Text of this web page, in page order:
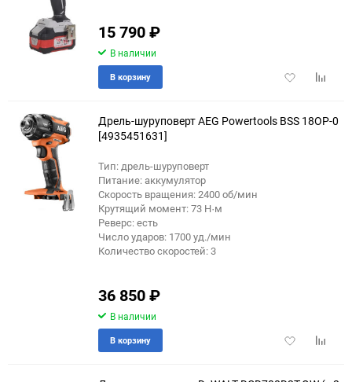
еще 3 фото 15 790₽
В наличии
Добавить
В корзину
Дрель-шуруповерт AEG Powertools BSS 18OP-0
[4935451631]
Тип: дрель-шуруповерт
Питание: аккумулятор
Скорость вращения: 2400 об/мин
Крутящий момент: 73 Н·м
Реверс: есть
Число ударов: 1700 уд./мин
Количество скоростей: 3
36 850₽
В наличии
Добавить
В корзину